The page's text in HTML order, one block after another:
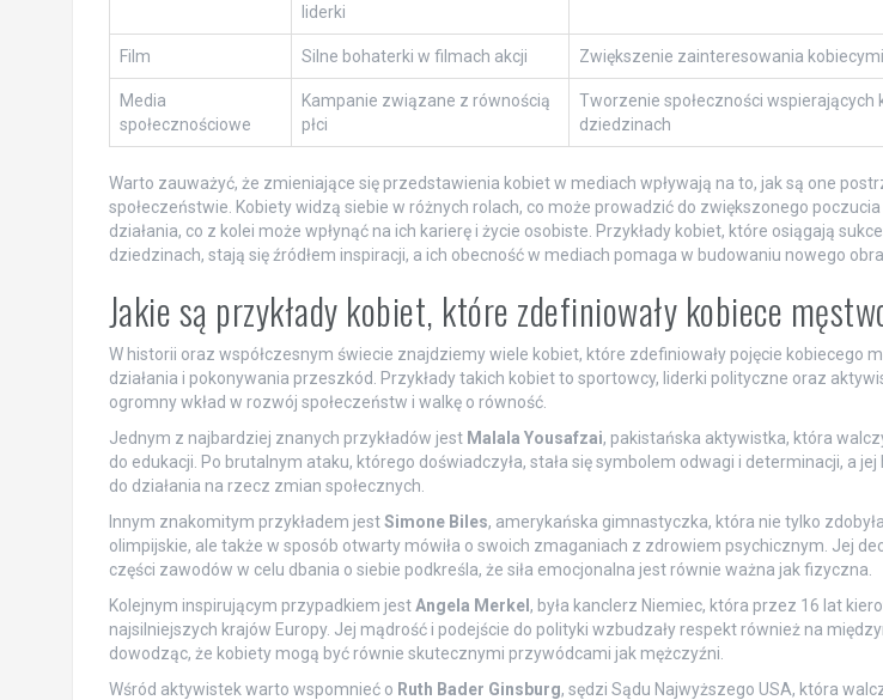
liderki
Film Silne bohaterki w filmach akcji Zwiększenie zainteresowania
Media
społecznościowe
Kampanie związane z równością
płci
Tworzenie społeczności wspierających
dziedzinach
Warto zauważyć, że zmieniające się przedstawienia kobiet w mediach wpływają na to, jak są one
społeczeństwie. Kobiety widzą siebie w różnych rolach, co może prowadzić do zwiększonego
działania, co z kolei może wpłynąć na ich karierę i życie osobiste. Przykłady kobiet, które osiągają
dziedzinach, stają się źródłem inspiracji, a ich obecność w mediach pomaga w budowaniu nowego
Jakie są przykłady kobiet, które zdefiniowały kobiece
W historii oraz współczesnym świecie znajdziemy wiele kobiet, które zdefiniowały pojęcie kobiecego
działania i pokonywania przeszkód. Przykłady takich kobiet to sportowcy, liderki polityczne oraz
ogromny wkład w rozwój społeczeństw i walkę o równość.
Jednym z najbardziej znanych przykładów jest Malala Yousafzai, pakistańska aktywistka, która
do edukacji. Po brutalnym ataku, którego doświadczyła, stała się symbolem odwagi i determinacji, a jej
do działania na rzecz zmian społecznych.
Innym znakomitym przykładem jestSimone Biles, amerykańska gimnastyczka, która nie tylko
olimpijskie, ale także w sposób otwarty mówiła o swoich zmaganiach z zdrowiem psychicznym. Jej
części zawodów w celu dbania o siebie podkreśla, że siła emocjonalna jest równie ważna jak fizyczna.
Kolejnym inspirującym przypadkiem jestAngela Merkel, była kanclerz Niemiec, która przez 16 lat
najsilniejszych krajów Europy. Jej mądrość i podejście do polityki wzbudzały respekt również na
dowodząc, że kobiety mogą być równie skutecznymi przywódcami jak mężczyźni.
Wśród aktywistek warto wspomnieć o Ruth Bader Ginsburg, sędzi Sądu Najwyższego USA, która